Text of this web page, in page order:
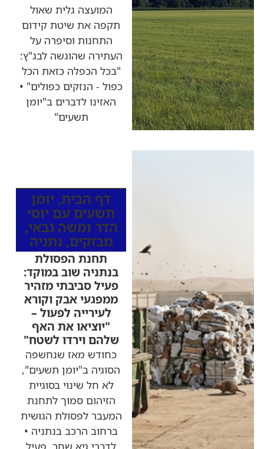
המועצה גלית שאול
תקפה את שיטת קידום
התחנות וסיפרה על
העתירה שהוגשה לבג"ץ:
"בכל הכפלה כזאת הכל
כפול - הנזקים כפולים" •
האזינו לדברים ב"יומן
תשעים"
דף הבית, יומן
תשעים עם יוסי
הדר ומשה גבאי,
מבזקים, נתניה
תחנת הפסולת
בנתניה שוב במוקד:
פעיל סביבתי מזהיר
ממפגעי אבק וקורא
לעירייה לפעול –
"יוציאו את האף
שלהם וירדו לשטח"
כחודש מאז שנחשפה
הסוגיה ב"יומן תשעים",
לא חל שינוי בסוגיית
הזיהום סמוך לתחנת
המעבר לפסולת הגושית
ברחוב הרכב בנתניה •
לדברי גיא שחר, פעיל